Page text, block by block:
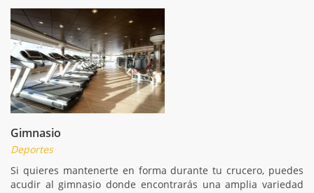
Gimnasio
Deportes
Si quieres mantenerte en forma durante tu crucero, puedes
acudir al gimnasio donde encontrarás una amplia variedad